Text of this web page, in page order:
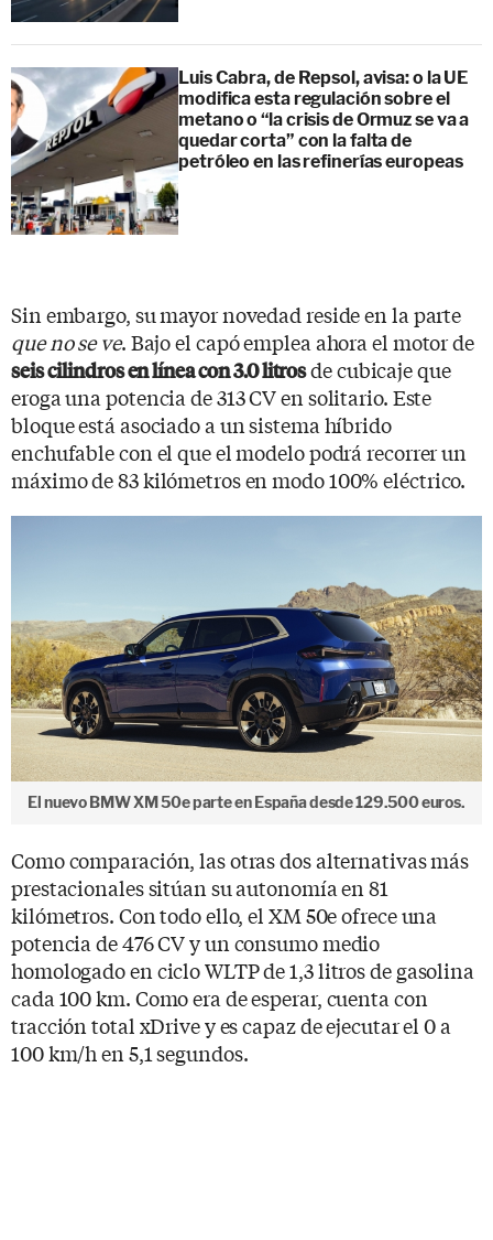
Luis Cabra, de Repsol, avisa: o la UE
modifica esta regulación sobre el
metano o “la crisis de Ormuz se va a
quedar corta” con la falta de
petróleo en las refinerías europeas
Sin embargo, su mayor novedad reside en la parte
que no se ve. Bajo el capó emplea ahora el motor de
seis cilindros en línea con 3.0 litrosde cubicaje que
eroga una potencia de 313 CV en solitario. Este
bloque está asociado a un sistema híbrido
enchufable con el que el modelo podrá recorrer un
máximo de 83 kilómetros en modo 100% eléctrico.
El nuevo BMW XM 50e parte en España desde 129.500 euros.
Como comparación, las otras dos alternativas más
prestacionales sitúan su autonomía en 81
kilómetros. Con todo ello, el XM 50e ofrece una
potencia de 476 CV y un consumo medio
homologado en ciclo WLTP de 1,3 litros de gasolina
cada 100 km. Como era de esperar, cuenta con
tracción total xDrive y es capaz de ejecutar el 0 a
100 km/h en 5,1 segundos.